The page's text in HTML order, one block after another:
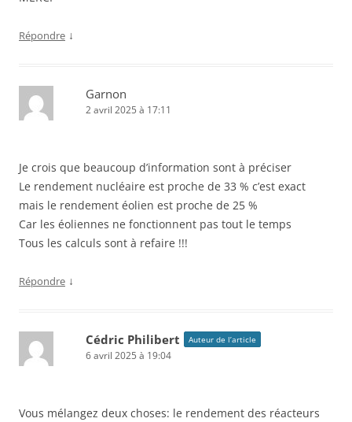
Répondre ↓
Garnon
2 avril 2025 à 17:11
Je crois que beaucoup d’information sont à préciser
Le rendement nucléaire est proche de 33 % c’est exact
mais le rendement éolien est proche de 25 %
Car les éoliennes ne fonctionnent pas tout le temps
Tous les calculs sont à refaire !!!
Répondre ↓
Cédric Philibert Auteur de l’article
6 avril 2025 à 19:04
Vous mélangez deux choses: le rendement des réacteurs